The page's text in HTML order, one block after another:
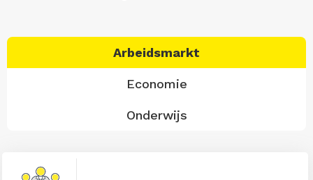
Arbeidsmarkt
Economie
Onderwijs